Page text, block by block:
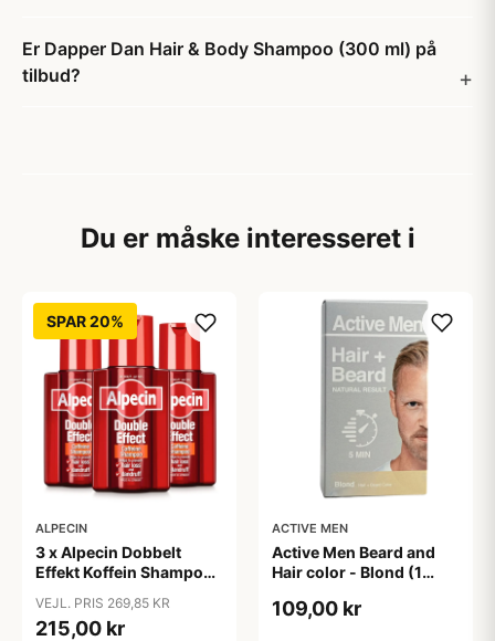
Er Dapper Dan Hair & Body Shampoo (300 ml) på
tilbud?
Du er måske interesseret i
SPAR 20%
ALPECIN
3 x Alpecin Dobbelt
Effekt Koffein Shampoo
VEJL. PRIS 269,85 KR
215,00 kr
ACTIVE MEN
Active Men Beard and
Hair color - Blond (1
109,00 kr